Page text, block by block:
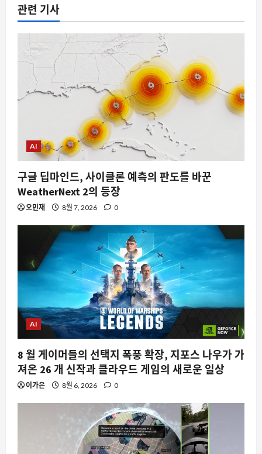
관련 기사
AI
구글 딥마인드, 사이클론 예측의 판도를 바꾼
WeatherNext 2의 등장
오민재 8월 7, 2026 0
AI
8 월 게이머들의 선택지 폭풍 확장, 지포스 나우가 가
져온 26 개 신작과 클라우드 게임의 새로운 일상
이가은 8월 6, 2026 0
2
요즘뜨는소식
AI 에이전트 명령 승인, 인간이 놓친 위협
은 3 분의 1
8월 7, 2026 0
3
AI
구글 딥마인드, 사이클론 예측의 판도를
바꾼 WeatherNext 2의 등장
8월 7, 2026 0